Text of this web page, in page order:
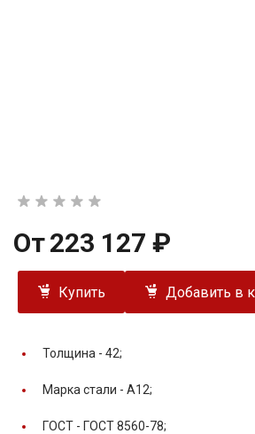
От223 127 ₽
Купить Добавить в
Толщина - 42;
Марка стали - А12;
ГОСТ - ГОСТ 8560-78;